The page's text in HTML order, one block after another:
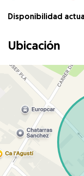
Disponibilidad
Ubicación